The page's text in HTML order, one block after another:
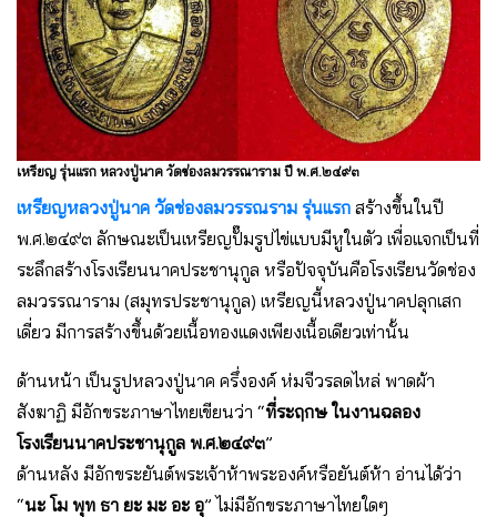
เหรียญ รุ่นแรก หลวงปู่นาค วัดช่องลมวรรณาราม ปี พ.ศ.๒๔๙๓
เหรียญหลวงปู่นาค วัดช่องลมวรรณราม รุ่นแรก สร้างขึ้นในปี
พ.ศ.๒๔๙๓ ลักษณะเป็นเหรียญปั๊มรูปไข่แบบมีหูในตัว เพื่อแจกเป็นที่
ระลึกสร้างโรงเรียนนาคประชานุกูล หรือปัจจุบันคือโรงเรียนวัดช่อง
ลมวรรณาราม (สมุทรประชานุกูล) เหรียญนี้หลวงปู่นาคปลุกเสก
เดี่ยว มีการสร้างขึ้นด้วยเนื้อทองแดงเพียงเนื้อเดียวเท่านั้น
ด้านหน้า เป็นรูปหลวงปู่นาค ครึ่งองค์ ห่มจีวรลดไหล่ พาดผ้า
สังฆาฏิ มีอักขระภาษาไทยเขียนว่า “ที่ระฤกษ ในงานฉลอง
โรงเรียนนาคประชานุกูล พ.ศ.๒๔๙๓”
ด้านหลัง มีอักขระยันต์พระเจ้าห้าพระองค์หรือยันต์ห้า อ่านได้ว่า
“นะ โม พุท ธา ยะ มะ อะ อุ” ไม่มีอักขระภาษาไทยใดๆ